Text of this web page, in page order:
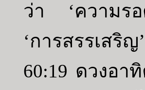
ว่า ‘ความรอ
‘การสรรเสริญ’
60:19 ดวงอา